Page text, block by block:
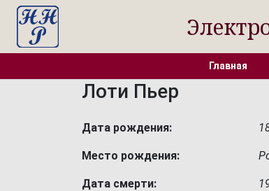
Главная
Лоти Пьер
Дата рождения:
Место рождения:
Дата смерти: